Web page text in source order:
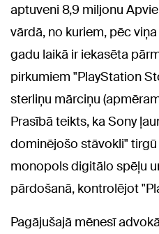
aptuveni 8,9 miljonu
vārdā, no kuriem, pēc
gadu laikā ir iekasēta
pirkumiem "PlayStation
sterliņu mārciņu
Prasībā teikts, ka Sony
dominējošo stāvokli"
monopols digitālo spēļu
pārdošanā, kontrolējot
Pagājušajā mēnesī